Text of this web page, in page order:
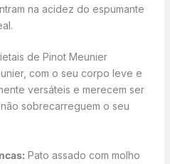
na acidez do espumante
de Pinot Meunier
com o seu corpo leve e
versáteis e merecem ser
sobrecarreguem o seu
Pato assado com molho